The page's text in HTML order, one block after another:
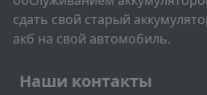
сдать свой старый
акб на свой автомобиль.
Наши контакты